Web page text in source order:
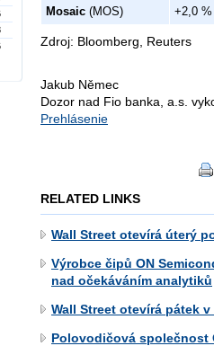
Mosaic (MOS) +2,0 %
Zdroj: Bloomberg, Reuters
Jakub Němec
Dozor nad Fio banka, a.s.
Prehlásenie
RELATED LINKS
Wall Street otevírá úterý
Výrobce čipů ON
nad očekáváním analytiků
Wall Street otevírá pátek v
Polovodičová společnost